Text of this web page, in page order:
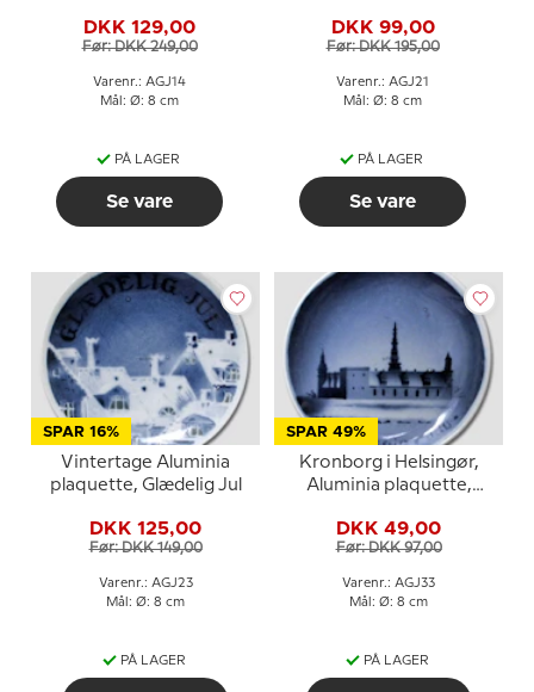
DKK 129,00
Før: DKK 249,00
Varenr.: AGJ14
Mål: Ø: 8 cm
PÅ LAGER
Se vare
DKK 99,00
Før: DKK 195,00
Varenr.: AGJ21
Mål: Ø: 8 cm
PÅ LAGER
Se vare
SPAR 16%
Vintertage Aluminia
plaquette, Glædelig Jul
DKK 125,00
Før: DKK 149,00
Varenr.: AGJ23
Mål: Ø: 8 cm
PÅ LAGER
SPAR 49%
Kronborg i Helsingør,
Aluminia plaquette,
DKK 49,00
Før: DKK 97,00
Varenr.: AGJ33
Mål: Ø: 8 cm
PÅ LAGER